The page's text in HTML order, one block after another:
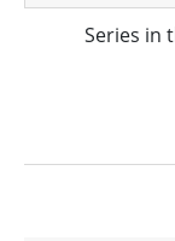
konzipiert,
extremen
zuverlässig
Unsere rugged
Series in